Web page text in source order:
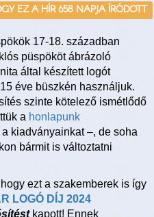
EZ A HÍR 658 NAPJA ÍRÓDOTT
17-18. században
püspököt ábrázoló
által készített logót
éve büszkén használjuk.
szinte kötelező ismétlődő
a honlapunk
kiadványainkat –, de soha
bármit is változtatni
ezt a szakemberek is így
LOGÓ DÍJ 2024
kapott! Ennek